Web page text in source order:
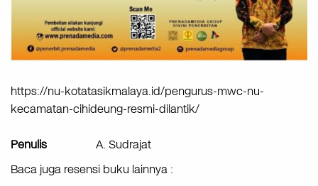
https://nu-kotatasikmalaya.id/pengurus-mwc-nu-
kecamatan-cihideung-resmi-dilantik/
Penulis
A. Sudrajat
Baca juga resensi buku lainnya :